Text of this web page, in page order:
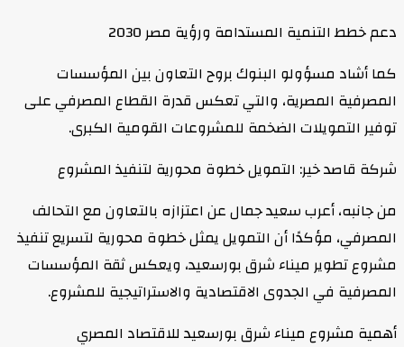
دعم خطط التنمية المستدامة ورؤية مصر 2030
كما أشاد مسؤولو البنوك بروح التعاون بين المؤسسات
المصرفية المصرية، والتي تعكس قدرة القطاع المصرفي على
توفير التمويلات الضخمة للمشروعات القومية الكبرى.
شركة قاصد خير: التمويل خطوة محورية لتنفيذ المشروع
من جانبه، أعرب سعيد جمال عن اعتزازه بالتعاون مع التحالف
المصرفي، مؤكدًا أن التمويل يمثل خطوة محورية لتسريع تنفيذ
مشروع تطوير ميناء شرق بورسعيد، ويعكس ثقة المؤسسات
المصرفية في الجدوى الاقتصادية والاستراتيجية للمشروع.
أهمية مشروع ميناء شرق بورسعيد للاقتصاد المصري